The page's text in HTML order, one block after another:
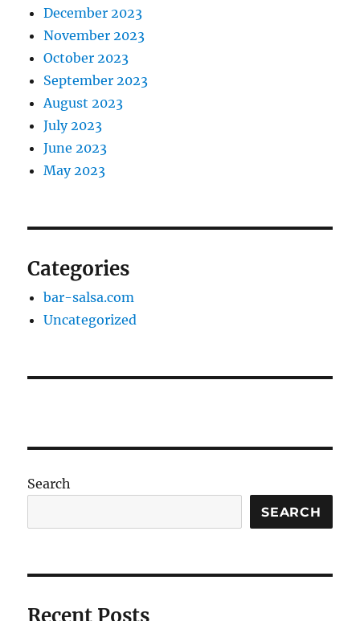
December 2023
November 2023
October 2023
September 2023
August 2023
July 2023
June 2023
May 2023
Categories
bar-salsa.com
Uncategorized
Search
SEARCH
Recent Posts